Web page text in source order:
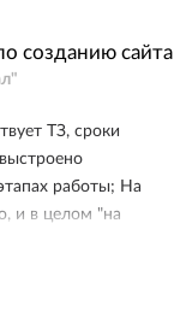
созданию сайта
ТЗ, сроки
работы; На
и в целом "на
взаимопонимание